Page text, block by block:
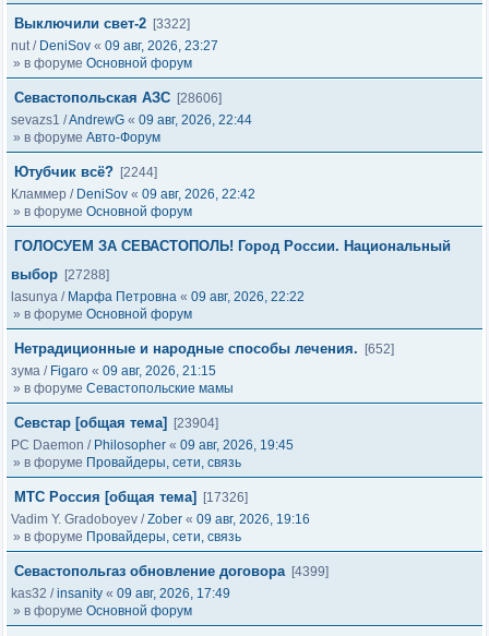
Выключили свет-2 [3322]
nut/ DeniSov « 09 авг, 2026, 23:27
» в форуме Основной форум
Севастопольская АЗС [28606]
sevazs1 /AndrewG « 09 авг, 2026, 22:44
» в форуме Авто-Форум
Ютубчик всё? [2244]
Кламмер / DeniSov « 09 авг, 2026, 22:42
» в форуме Основной форум
ГОЛОСУЕМ ЗА СЕВАСТОПОЛЬ! Город России. Национальный
выбор [27288]
lasunya / Марфа Петровна « 09 авг, 2026, 22:22
» в форуме Основной форум
Нетрадиционные и народные способы лечения.
[652]
зума / Figaro « 09 авг, 2026, 21:15
» в форуме Севастопольские мамы
Cевстар [общая тема]
[23904]
PC Daemon / Philosopher « 09 авг, 2026, 19:45
» в форуме Провайдеры, сети, связь
МТС Россия [общая тема]
[17326]
Vadim Y. Gradoboyev /Zober « 09 авг, 2026, 19:16
» в форуме Провайдеры, сети, связь
Севастопольгаз обновление договора [4399]
kas32 /insanity « 09 авг, 2026, 17:49
» в форуме Основной форум